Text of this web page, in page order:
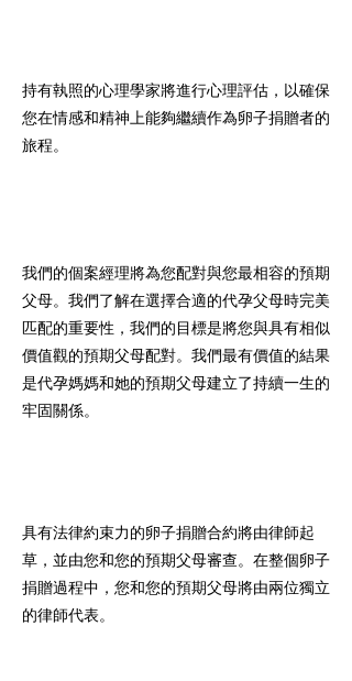
持有執照的心理學家將進行心理評估，以確保
您在情感和精神上能夠繼續作為卵子捐贈者的
旅程。
我們的個案經理將為您配對與您最相容的預期
父母。我們了解在選擇合適的代孕父母時完美
匹配的重要性，我們的目標是將您與具有相似
價值觀的預期父母配對。我們最有價值的結果
是代孕媽媽和她的預期父母建立了持續一生的
牢固關係。
具有法律約束力的卵子捐贈合約將由律師起
草，並由您和您的預期父母審查。在整個卵子
捐贈過程中，您和您的預期父母將由兩位獨立
的律師代表。